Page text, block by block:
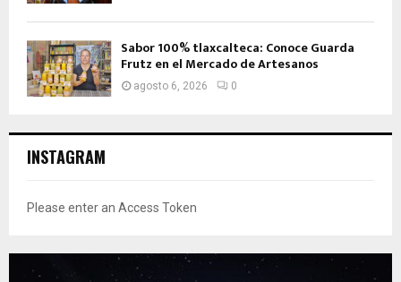
Sabor 100% tlaxcalteca: Conoce Guarda
Frutz en el Mercado de Artesanos
agosto 6, 2026 0
INSTAGRAM
Please enter an Access Token